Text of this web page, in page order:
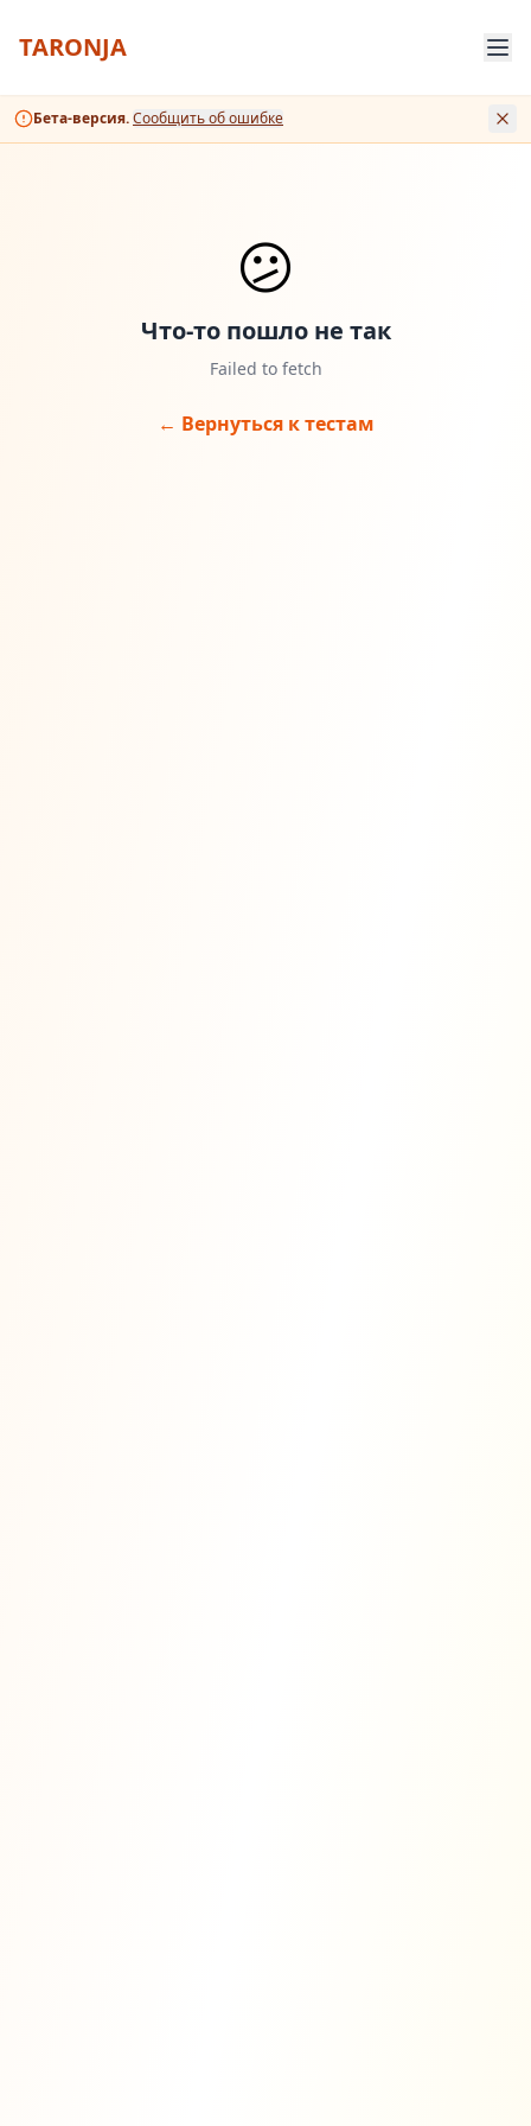
TARONJA
Бета-версия.Сообщить об ошибке
😕
Что-то пошло не так
Failed to fetch
← Вернуться к тестам